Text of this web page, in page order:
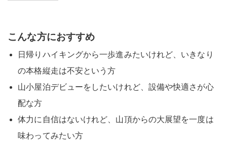
こんな方におすすめ
日帰りハイキングから一歩進みたいけれど、いきなり
の本格縦走は不安という方
山小屋泊デビューをしたいけれど、設備や快適さが心
配な方
体力に自信はないけれど、山頂からの大展望を一度は
味わってみたい方